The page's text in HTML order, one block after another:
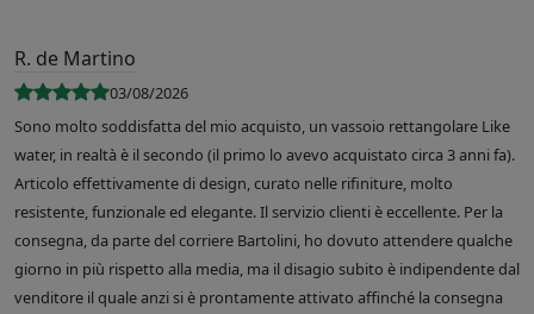
R. de Martino
03/08/2026
Sono molto soddisfatta del mio acquisto, un vassoio rettangolare Like
water, in realtà è il secondo (il primo lo avevo acquistato circa 3 anni fa).
Articolo effettivamente di design, curato nelle rifiniture, molto
resistente, funzionale ed elegante. Il servizio clienti è eccellente. Per la
consegna, da parte del corriere Bartolini, ho dovuto attendere qualche
giorno in più rispetto alla media, ma il disagio subito è indipendente dal
venditore il quale anzi si è prontamente attivato affinché la consegna